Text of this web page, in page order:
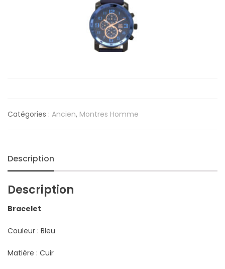
Catégories : Ancien, Montres Homme
Description
Description
Bracelet
Couleur : Bleu
Matière : Cuir